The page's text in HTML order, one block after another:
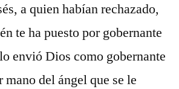
a quien habían rechazado,
te ha puesto por gobernante
envió Dios como gobernante
del ángel que se le